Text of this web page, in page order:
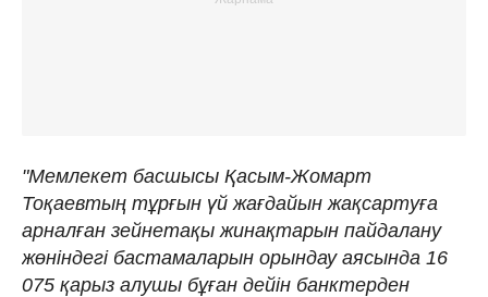
"Мемлекет басшысы Қасым-Жомарт
Тоқаевтың тұрғын үй жағдайын жақсартуға
арналған зейнетақы жинақтарын пайдалану
жөніндегі бастамаларын орындау аясында 16
075 қарыз алушы бұған дейін банктерден